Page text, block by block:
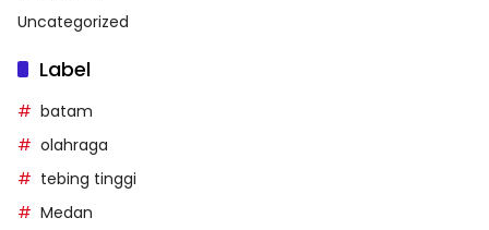
Uncategorized
Label
batam
olahraga
tebing tinggi
Medan